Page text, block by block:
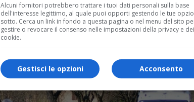
Alcuni fornitori potrebbero trattare i tuoi dati personali sulla base
dell'interesse legittimo, al quale puoi opporti gestendo le tue
sotto. Cerca un link in fondo a questa pagina o nel menu del sito
gestire o revocare il consenso nelle impostazioni della privacy e dei
cookie.
Acconsento
Gestisci le opzioni